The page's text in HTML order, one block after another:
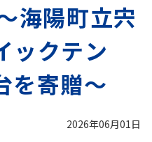
海陽町立宍
ックテン
を寄贈～
2026年06月01日